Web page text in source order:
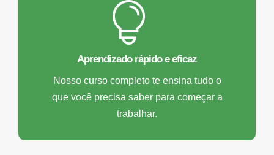
Aprendizado rápido e eficaz
Nosso curso completo te ensina tudo o
que você precisa saber para começar a
trabalhar.